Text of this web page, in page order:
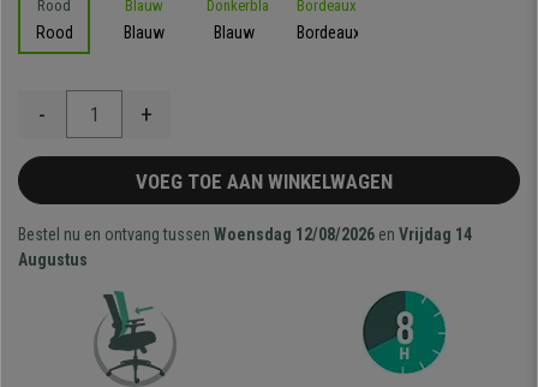
Rood Blauw Blauw Bordeaux
- +
VOEG TOE AAN WINKELWAGEN
Bestel nu en ontvang tussen Woensdag 12/08/2026 en Vrijdag 14
Augustus